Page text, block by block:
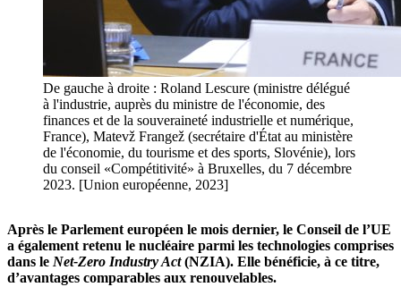
De gauche à droite : Roland Lescure (ministre délégué
à l'industrie, auprès du ministre de l'économie, des
finances et de la souveraineté industrielle et numérique,
France), Matevž Frangež (secrétaire d'État au ministère
de l'économie, du tourisme et des sports, Slovénie), lors
du conseil «Compétitivité» à Bruxelles, du 7 décembre
2023. [Union européenne, 2023]
Après le Parlement européen le mois dernier, le Conseil de l’UE
a également retenu le nucléaire parmi les technologies comprises
dans le Net-Zero Industry Act(NZIA). Elle bénéficie, à ce titre,
d’avantages comparables aux renouvelables.